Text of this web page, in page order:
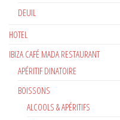
DEUIL
HOTEL
IBIZA CAFÉ MADA RESTAURANT
APÉRITIF DINATOIRE
BOISSONS
ALCOOLS & APÉRITIFS